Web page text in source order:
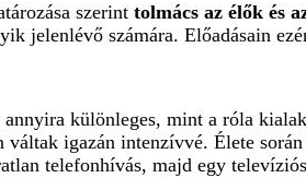
szerint tolmács az élők és
jelenlévő számára. Előadásain
különleges, mint a róla
váltak igazán intenzívvé. Élete
telefonhívás, majd egy